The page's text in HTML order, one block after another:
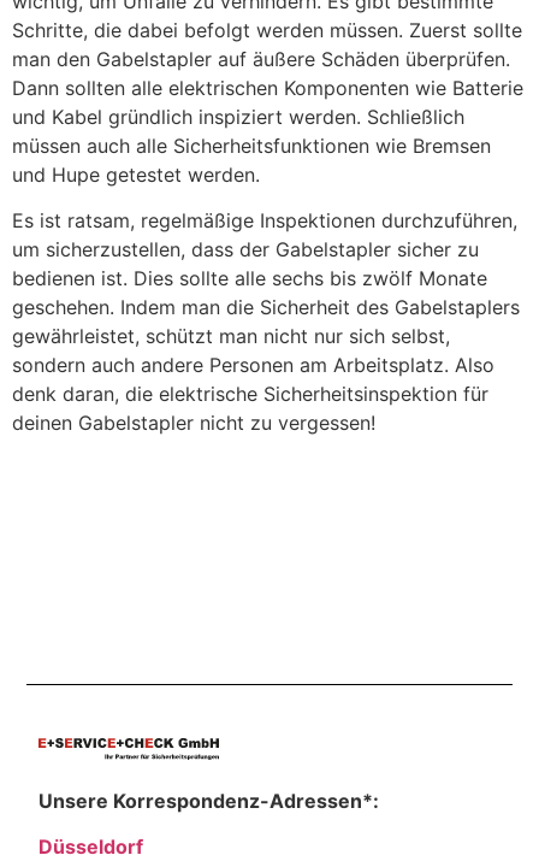
Schritte, die dabei befolgt werden müssen. Zuerst sollte
man den Gabelstapler auf äußere Schäden überprüfen.
Dann sollten alle elektrischen Komponenten wie Batterie
und Kabel gründlich inspiziert werden. Schließlich
müssen auch alle Sicherheitsfunktionen wie Bremsen
und Hupe getestet werden.
Es ist ratsam, regelmäßige Inspektionen durchzuführen,
um sicherzustellen, dass der Gabelstapler sicher zu
bedienen ist. Dies sollte alle sechs bis zwölf Monate
geschehen. Indem man die Sicherheit des Gabelstaplers
gewährleistet, schützt man nicht nur sich selbst,
sondern auch andere Personen am Arbeitsplatz. Also
denk daran, die elektrische Sicherheitsinspektion für
deinen Gabelstapler nicht zu vergessen!
Unsere Korrespondenz-Adressen*:
Düsseldorf